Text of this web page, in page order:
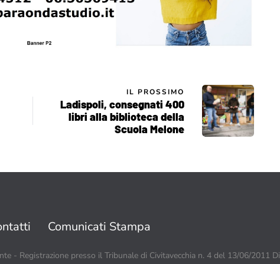
IL PROSSIMO
Ladispoli, consegnati 400
libri alla biblioteca della
Scuola Melone
Comunicati Stampa
- Registrazione presso il Tribunale di Civitavecchia n. 4 del 13/06/2011